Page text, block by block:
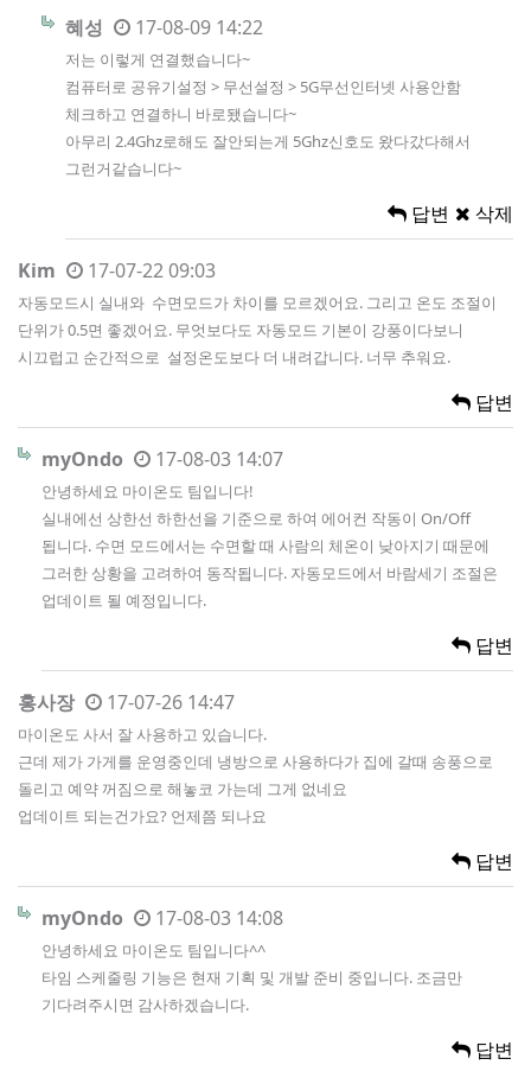
혜성 17-08-09 14:22
저는 이렇게 연결했습니다~
컴퓨터로 공유기설정 > 무선설정 > 5G무선인터넷 사용안함
체크하고 연결하니 바로됐습니다~
아무리 2.4Ghz로해도 잘안되는게 5Ghz신호도 왔다갔다해서
그런거같습니다~
답변 삭제
Kim 17-07-22 09:03
자동모드시 실내와 수면모드가 차이를 모르겠어요. 그리고 온도 조절이
단위가 0.5면 좋겠어요. 무엇보다도 자동모드 기본이 강풍이다보니
시끄럽고 순간적으로 설정온도보다 더 내려갑니다. 너무 추워요.
답변
myOndo 17-08-03 14:07
안녕하세요 마이온도 팀입니다!
실내에선 상한선 하한선을 기준으로 하여 에어컨 작동이 On/Off
됩니다. 수면 모드에서는 수면할 때 사람의 체온이 낮아지기 때문에
그러한 상황을 고려하여 동작됩니다. 자동모드에서 바람세기 조절은
업데이트 될 예정입니다.
답변
홍사장 17-07-26 14:47
마이온도 사서 잘 사용하고 있습니다.
근데 제가 가게를 운영중인데 냉방으로 사용하다가 집에 갈때 송풍으로
돌리고 예약 꺼짐으로 해놓코 가는데 그게 없네요
업데이트 되는건가요? 언제쯤 되나요
답변
myOndo 17-08-03 14:08
안녕하세요 마이온도 팀입니다^^
타임 스케줄링 기능은 현재 기획 및 개발 준비 중입니다. 조금만
기다려주시면 감사하겠습니다.
답변